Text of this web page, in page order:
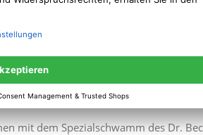
auf dem Kochfeld
mit dem Spezialschwamm des Dr.